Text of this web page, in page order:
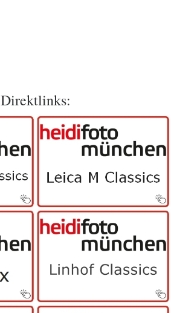
Direktlinks: